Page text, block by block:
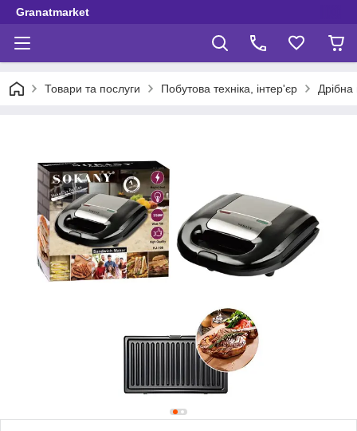
Granatmarket
Товари та послуги Побутова техніка, інтер'єр Дрібна